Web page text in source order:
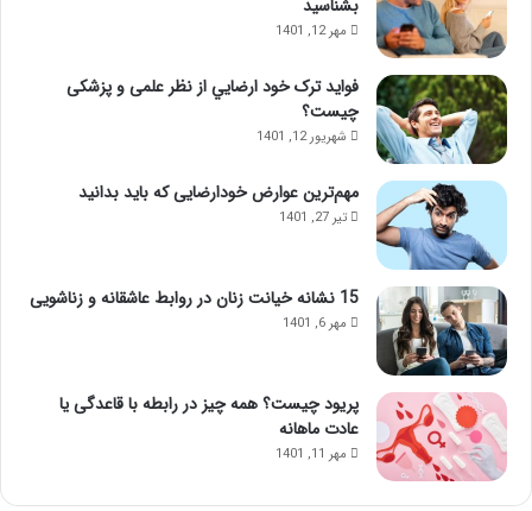
بشناسید
مهر 12, 1401
فواید ترک خود ارضايي از نظر علمی و پزشکی
چیست؟
شهریور 12, 1401
مهم‌ترین عوارض خودارضایی که باید بدانید
تیر 27, 1401
15 نشانه خیانت زنان در روابط عاشقانه و زناشویی
مهر 6, 1401
پریود چیست؟ همه چیز در رابطه با قاعدگی یا
عادت ماهانه
مهر 11, 1401